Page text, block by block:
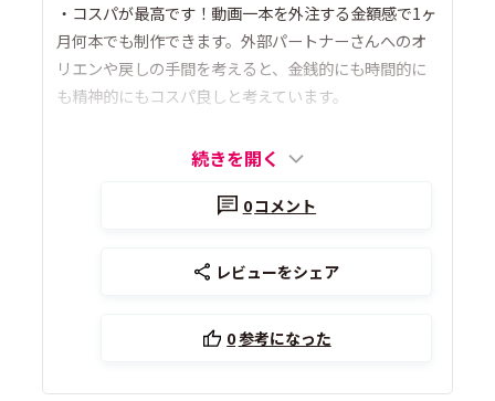
・コスパが最高です！動画一本を外注する金額感で1ヶ
月何本でも制作できます。外部パートナーさんへのオ
リエンや戻しの手間を考えると、金銭的にも時間的に
も精神的にもコスパ良しと考えています。
続きを開く
0コメント
レビューをシェア
0参考になった